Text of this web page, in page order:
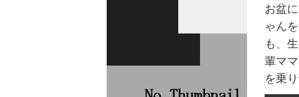
お盆
ゃん
も、
輩マ
を乗